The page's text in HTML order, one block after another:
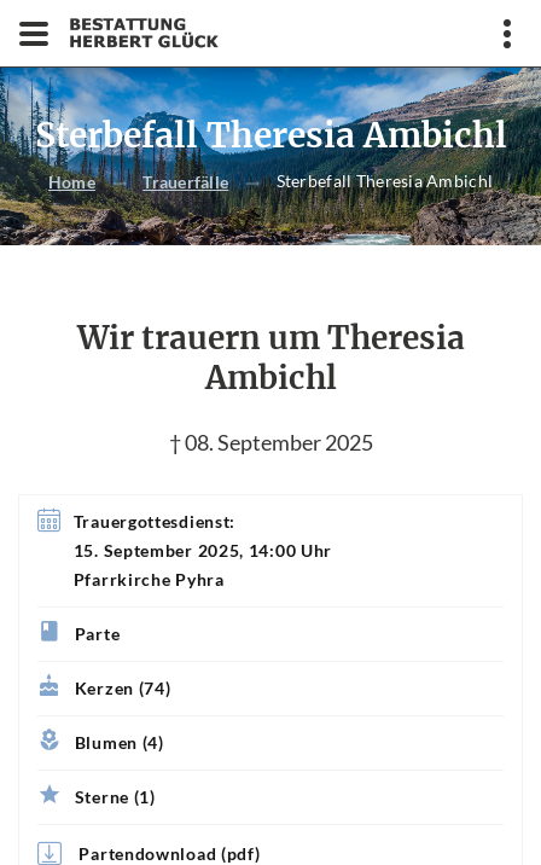
Sterbefall Theresia Ambichl
Home Trauerfälle Sterbefall Theresia Ambichl
Wir trauern um Theresia
Ambichl
† 08. September 2025
Trauergottesdienst:
15. September 2025, 14:00 Uhr
Pfarrkirche Pyhra
Parte
Kerzen (74)
Blumen (4)
Sterne (1)
Partendownload (pdf)